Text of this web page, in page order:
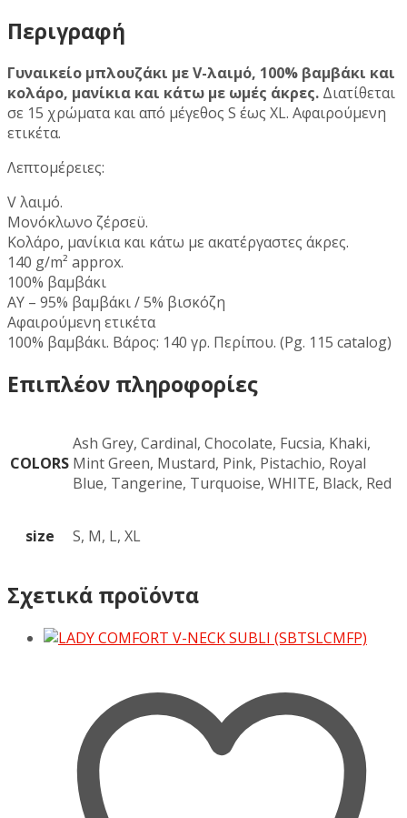
Περιγραφή
Γυναικείο μπλουζάκι με V-λαιμό, 100% βαμβάκι και
κολάρο, μανίκια και κάτω με ωμές άκρες. Διατίθεται
σε 15 χρώματα και από μέγεθος S έως XL. Αφαιρούμενη
ετικέτα.
Λεπτομέρειες:
V λαιμό.
Μονόκλωνο ζέρσεϋ.
Κολάρο, μανίκια και κάτω με ακατέργαστες άκρες.
140 g/m² approx.
100% βαμβάκι
AY – 95% βαμβάκι / 5% βισκόζη
Αφαιρούμενη ετικέτα
100% βαμβάκι. Βάρος: 140 γρ. Περίπου. (Pg. 115 catalog)
Επιπλέον πληροφορίες
COLORS
Ash Grey, Cardinal, Chocolate, Fucsia, Khaki,
Mint Green, Mustard, Pink, Pistachio, Royal
Blue, Tangerine, Turquoise, WHITE, Black, Red
size S, M, L, XL
Σχετικά προϊόντα